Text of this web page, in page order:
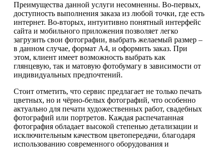
Преимущества данной услуги несомненны. Во-первых,
доступность выполнения заказа из любой точки, где есть
интернет. Во-вторых, интуитивно понятный интерфейс
сайта и мобильного приложения позволяет легко
загрузить свои фотографии, выбрать желаемый размер –
в данном случае, формат А4, и оформить заказ. При
этом, клиент имеет возможность выбрать как
глянцевую, так и матовую фотобумагу в зависимости от
индивидуальных предпочтений.
Стоит отметить, что сервис предлагает не только печать
цветных, но и чёрно-белых фотографий, что особенно
актуально для печати художественных работ, свадебных
фотографий или портретов. Каждая распечатанная
фотография обладает высокой степенью детализации и
исключительным качеством цветопередачи, благодаря
использованию современного оборудования и